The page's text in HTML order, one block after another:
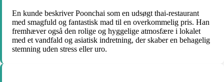
En kunde beskriver Poonchai som en udsøgt thai-restaurant
med smagfuld og fantastisk mad til en overkommelig pris. Han
fremhæver også den rolige og hyggelige atmosfære i lokalet
med et vandfald og asiatisk indretning, der skaber en behagelig
stemning uden stress eller uro.